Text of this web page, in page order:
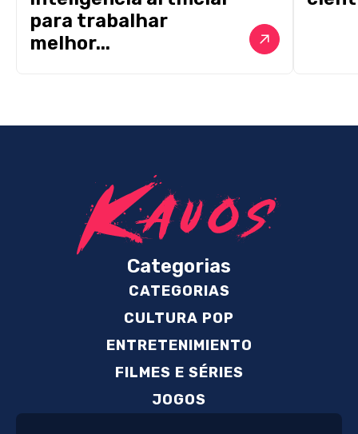
para trabalhar
melhor...
Categorias
CATEGORIAS
CULTURA POP
ENTRETENIMIENTO
FILMES E SÉRIES
JOGOS